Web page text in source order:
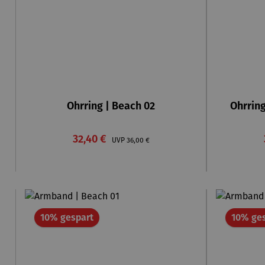
Ohrring | Beach 02
Verkaufspreis:
32,40 € UVP Regulärer Preis:
36,00 €
10% gespartRabatt 10%